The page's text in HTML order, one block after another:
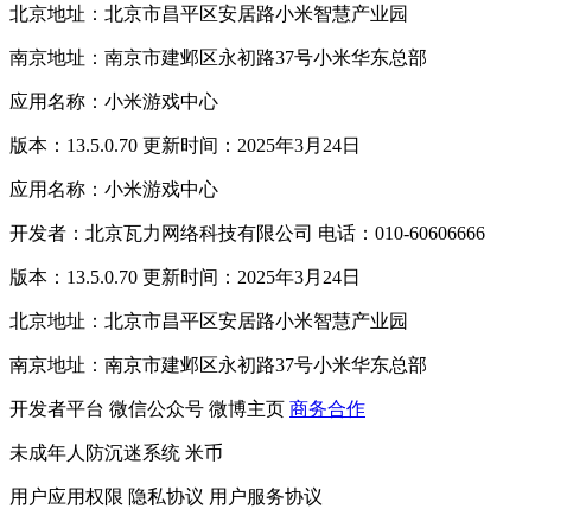
北京地址：北京市昌平区安居路小米智慧产业园
南京地址：南京市建邺区永初路37号小米华东总部
应用名称：小米游戏中心
版本：13.5.0.70 更新时间：2025年3月24日
应用名称：小米游戏中心
开发者：北京瓦力网络科技有限公司 电话：010-60606666
版本：13.5.0.70 更新时间：2025年3月24日
北京地址：北京市昌平区安居路小米智慧产业园
南京地址：南京市建邺区永初路37号小米华东总部
开发者平台 微信公众号 微博主页 商务合作
未成年人防沉迷系统 米币
用户应用权限 隐私协议 用户服务协议